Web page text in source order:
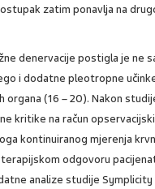
zatim ponavlja na
denervacije postigla je ne
i dodatne pleotropne
organa (16 – 20). Nakon
kritike na račun
kontinuiranog mjerenja
odgovoru
analize studije Symplicity